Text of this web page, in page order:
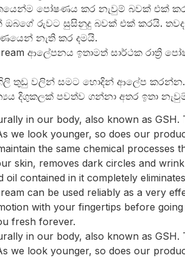
පෝෂණය කර නැවුම් බවක් එක්
ඔබගේ රුවට සුසිනුදු බවක් එක් කරයි.
නැති කර දමයි.
cream ආලේපනය ඉතාමත් සාර්ථක
තුඩු වලින් සමට හොදින් ආලේප කරන්න.
දිගුකලක් පවත්ව ගන්නා අතර ඉතා
in our body, also known as GSH.
we look younger, so does our
the same chemical processes
skin, removes dark circles and
contained in it completely
can be used reliably as a very
with your fingertips before
fresh forever.
in our body, also known as GSH.
we look younger, so does our